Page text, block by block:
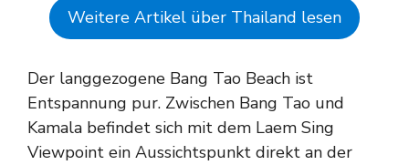
Weitere Artikel über Thailand lesen
Der langgezogene Bang Tao Beach ist
Entspannung pur. Zwischen Bang Tao und
Kamala befindet sich mit dem Laem Sing
Viewpoint ein Aussichtspunkt direkt an der